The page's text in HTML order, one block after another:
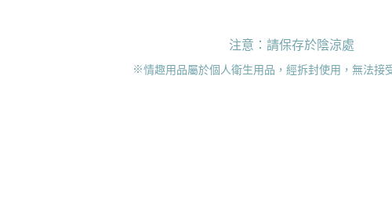
注意：請保存於陰涼處
※情趣用品屬於個人衛生用品，經拆封使用，無法接